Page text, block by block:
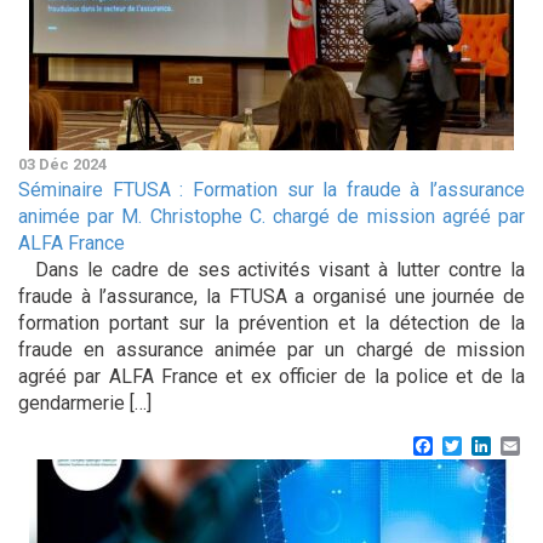
03 Déc 2024
Séminaire FTUSA : Formation sur la fraude à l’assurance
animée par M. Christophe C. chargé de mission agréé par
ALFA France
Dans le cadre de ses activités visant à lutter contre la
fraude à l’assurance, la FTUSA a organisé une journée de
formation portant sur la prévention et la détection de la
fraude en assurance animée par un chargé de mission
agréé par ALFA France et ex officier de la police et de la
gendarmerie […]
Facebook
Twitter